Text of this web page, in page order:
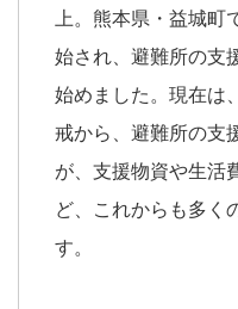
上。熊本県・益城町
始され、避難所の支
始めました。現在は
戒から、避難所の支
が、支援物資や生活
ど、これからも多く
す。